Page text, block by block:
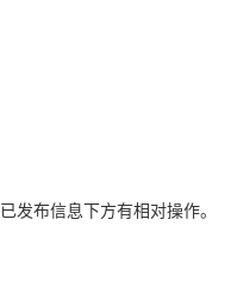
发布信息下方有相对操作。